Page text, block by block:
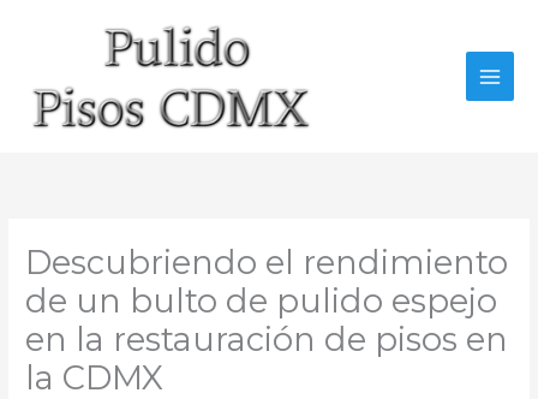
Descubriendo el rendimiento
de un bulto de pulido espejo
en la restauración de pisos en
la CDMX